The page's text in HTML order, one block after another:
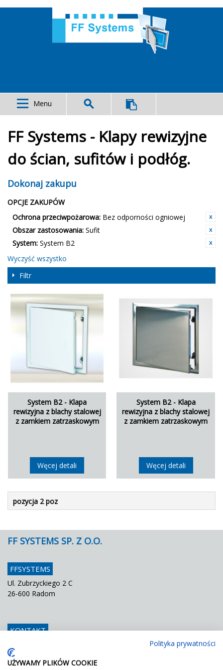
Menu
FF Systems - Klapy rewizyjne
do ścian, sufitów i podłóg.
Dokonaj zakupu
OPCJE ZAKUPÓW
Ochrona przeciwpożarowa: Bez odporności ogniowej
Obszar zastosowania: Sufit
System: System B2
Wyczyść wszystko
Filtr
System B2 - Klapa
rewizyjna z blachy stalowej
z zamkiem zatrzaskowym
Węcej detali
System B2 - Klapa
rewizyjna z blachy stalowej
z zamkiem zatrzaskowym
Węcej detali
pozycja 2 poz
FF SYSTEMS SP. Z O.O.
FFSYSTEMS
Ul. Zubrzyckiego 2 C
26-600 Radom
KONTAKT
Fax
E mail
info@ffsystems.pl
Polityka prywatności
UŻYWAMY PLIKÓW COOKIE